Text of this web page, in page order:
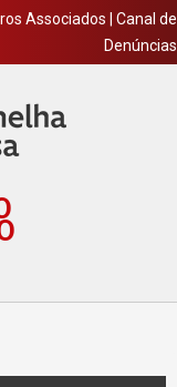
Associados
Canal de
Denúncias